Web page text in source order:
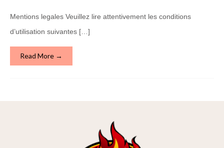
Mentions legales Veuillez lire attentivement les conditions
d’utilisation suivantes […]
Read More →